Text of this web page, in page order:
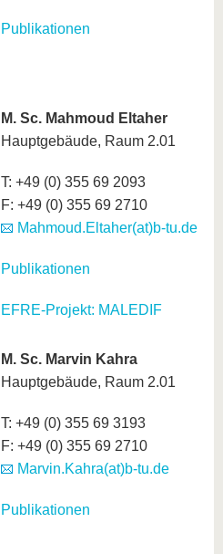
Publikationen
M. Sc. Mahmoud Eltaher
Hauptgebäude, Raum 2.01
T: +49 (0) 355 69 2093
F: +49 (0) 355 69 2710
Mahmoud.Eltaher(at)b-tu.de
Publikationen
EFRE-Projekt: MALEDIF
M. Sc. Marvin Kahra
Hauptgebäude, Raum 2.01
T: +49 (0) 355 69 3193
F: +49 (0) 355 69 2710
Marvin.Kahra(at)b-tu.de
Publikationen